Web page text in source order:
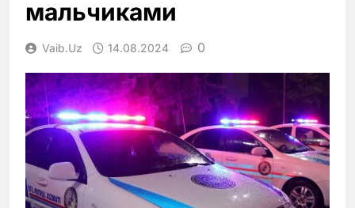
мальчиками
Vaib.uz 14.08.2024 0